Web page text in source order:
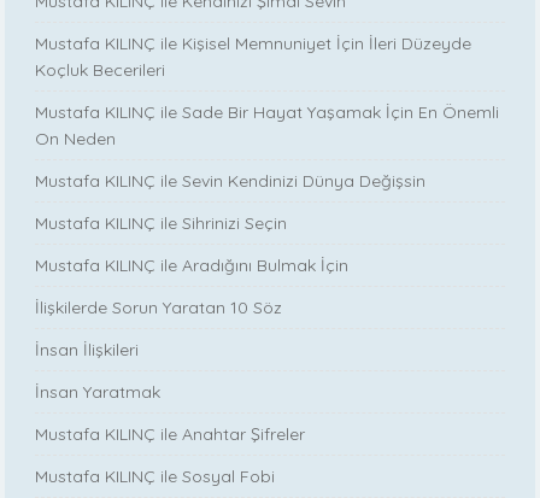
Mustafa KILINÇ ile Kişisel Memnuniyet İçin İleri Düzeyde
Koçluk Becerileri
Mustafa KILINÇ ile Sade Bir Hayat Yaşamak İçin En Önemli
On Neden
Mustafa KILINÇ ile Sevin Kendinizi Dünya Değişsin
Mustafa KILINÇ ile Sihrinizi Seçin
Mustafa KILINÇ ile Aradığını Bulmak İçin
İlişkilerde Sorun Yaratan 10 Söz
İnsan İlişkileri
İnsan Yaratmak
Mustafa KILINÇ ile Anahtar Şifreler
Mustafa KILINÇ ile Sosyal Fobi